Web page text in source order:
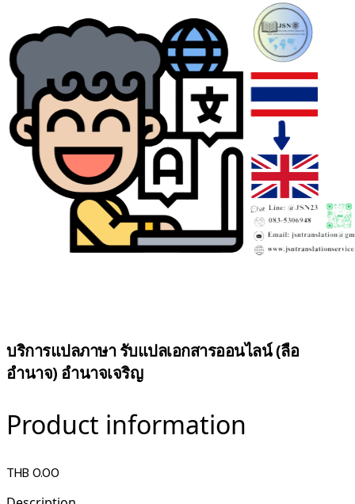
บริการแปลภาษา รับแปลเอกสารออนไลน์ (ลือ
อำนาจ) อำนาจเจริญ
Product information
THB 0.00